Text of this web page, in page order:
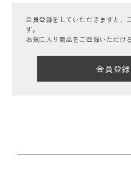
会員登録をしていただきますと、
す。
お気に入り商品をご登録いただけ
会員登